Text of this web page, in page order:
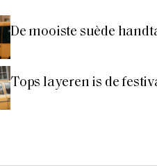
De mooiste suède
Tops layeren is de